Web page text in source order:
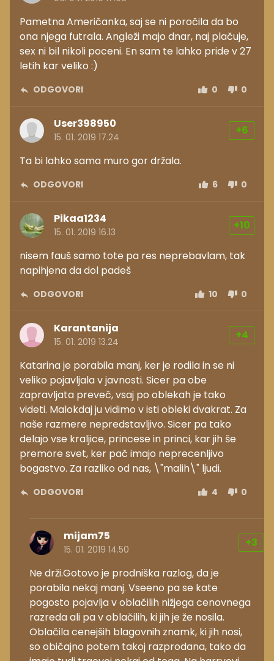
Pametna Američanka, saj se ni poročila da bo
ona njega futrala. Angleži majo dnar, naj plačuje,
sex ni bil nikoli poceni. En sam te lahko pride v 27
letih kar veliko :)
ODGOVORI 0 0
User398950
15. 01. 2019 17.24
+6
Ta bi lahko sama muro gor držala.
ODGOVORI 6 0
Pikaa1234
15. 01. 2019 16.13
+10
nisem fauš samo tote pa res neprebavlam, tak
napihjena da dol padeš
ODGOVORI 10 0
Karantanija
15. 01. 2019 13.24
+4
Katarina je porabila manj, ker je rodila in se ni
veliko pojavljala v javnosti. Sicer pa obe
zapravljata preveč, vsaj po oblekah je tako
videti. Malokdaj ju vidimo v isti obleki dvakrat. Za
naše razmere nepredstavljivo. Sicer pa tako
delajo vse kraljice, princese in princi, kar jih še
premore svet, ker pač imajo neprecenljivo
bogastvo. Za razliko od nas, \"malih\" ljudi.
ODGOVORI 4 0
mijam75
15. 01. 2019 14.50
+3
Ne drži.Gotovo je prodniška razlog, da je
porabila nekaj manj. Vseeno pa se kate
pogosto pojavlja v oblačilih nižjega cenovnega
razreda ali pa v oblačilih, ki jih je že nosila.
Oblačila cenejših blagovnih znamk, ki jih nosi,
so običajno potem takoj razprodana, tako da